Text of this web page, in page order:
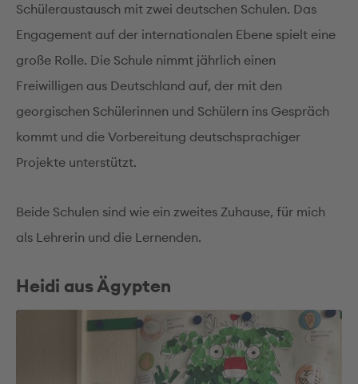
Schüleraustausch mit zwei deutschen Schulen. Das
Engagement auf der internationalen Ebene spielt eine
große Rolle. Die Schule nimmt jährlich einen
Freiwilligen aus Deutschland auf, der mit den
georgischen Schülerinnen und Schülern ins Gespräch
kommt und die Vorbereitung deutschsprachiger
Projekte unterstützt.
Beide Schulen sind wie ein zweites Zuhause, für mich
als Lehrerin und die Lernenden.
Heidi aus Ägypten